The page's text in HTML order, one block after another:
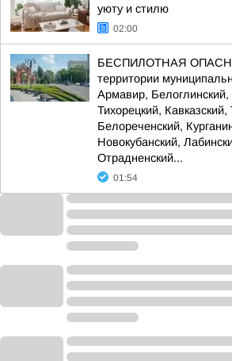
уюту и стилю
02:00
БЕСПИЛОТНАЯ
территории
Армавир, Белоглинский,
Тихорецкий, Кавказский,
Белореченский,
Новокубанский,
Отрадненский...
01:54